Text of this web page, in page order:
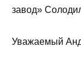
завод»
Уважаемый